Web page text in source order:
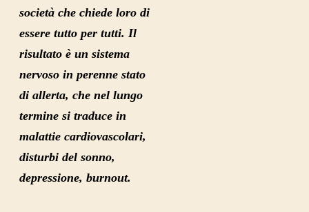
società che chiede loro di
essere tutto per tutti. Il
risultato è un sistema
nervoso in perenne stato
di allerta, che nel lungo
termine si traduce in
malattie cardiovascolari,
disturbi del sonno,
depressione, burnout.